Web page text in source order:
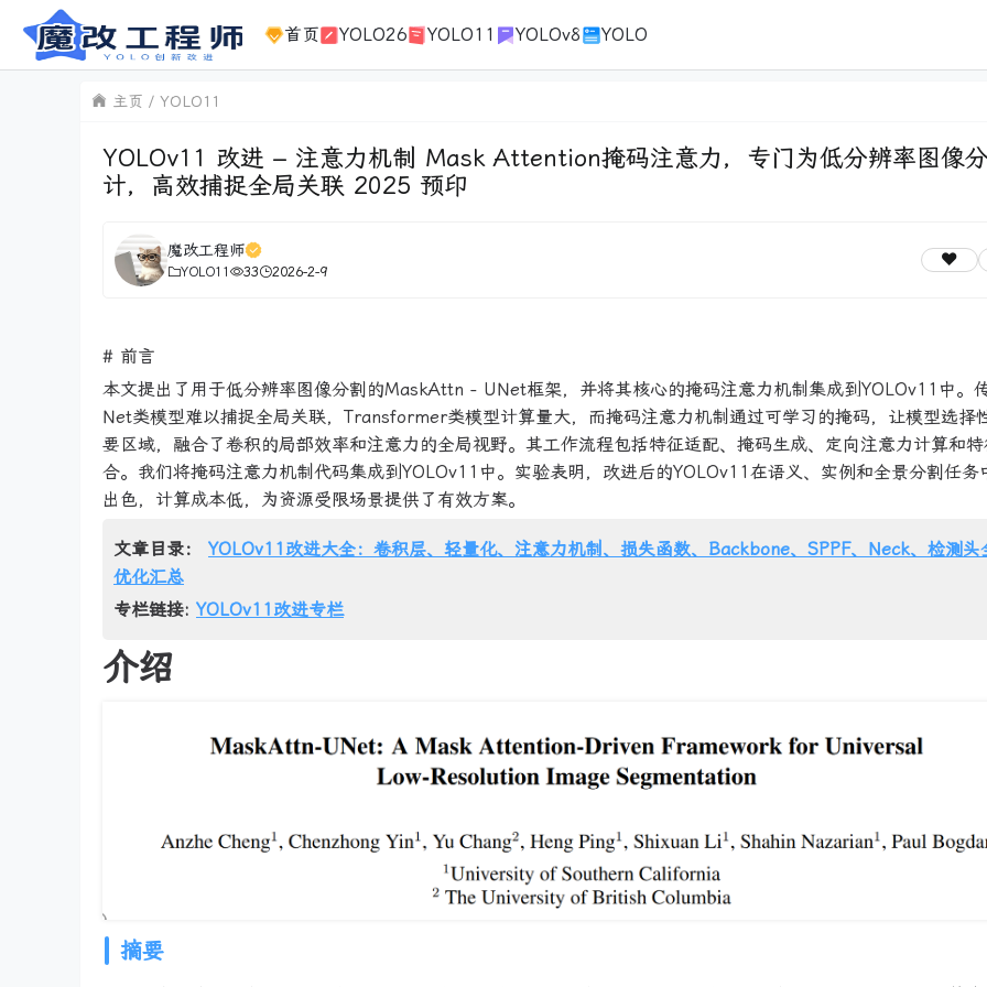
首页 YOLO26 YOLO11 YOLOv8 YOLO
主页 YOLO11
YOLOv11 改进 – 注意力机制 Mask Attention掩码注意力，专门为低分辨率图像
计，高效捕捉全局关联 2025 预印
魔改工程师
YOLO11 33 2026-2-9
# 前言
本文提出了用于低分辨率图像分割的MaskAttn - UNet框架，并将其核心的掩码注意力机制集成到YOLOv11中。
Net类模型难以捕捉全局关联，Transformer类模型计算量大，而掩码注意力机制通过可学习的掩码，让模型选择
要区域，融合了卷积的局部效率和注意力的全局视野。其工作流程包括特征适配、掩码生成、定向注意力计算和
合。我们将掩码注意力机制代码集成到YOLOv11中。实验表明，改进后的YOLOv11在语义、实例和全景分割任务
出色，计算成本低，为资源受限场景提供了有效方案。
文章目录： YOLOv11改进大全：卷积层、轻量化、注意力机制、损失函数、Backbone、SPPF、Neck、检测头
优化汇总
专栏链接: YOLOv11改进专栏
介绍
摘要